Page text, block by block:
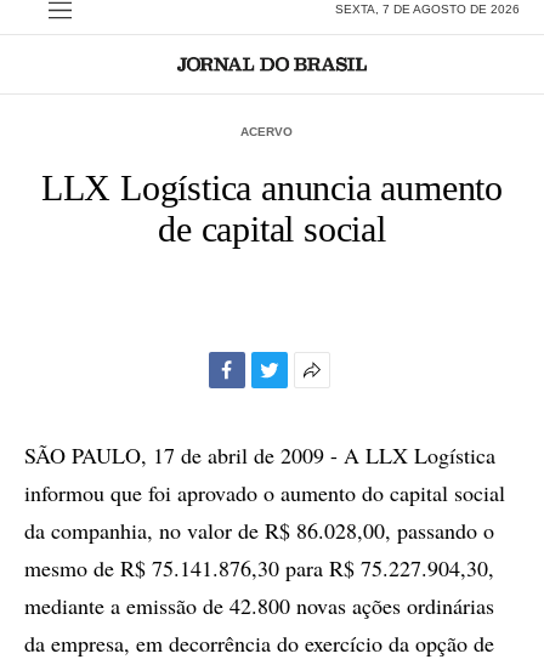
SEXTA, 7 DE AGOSTO DE 2026
ACERVO
LLX Logística anuncia aumento
de capital social
compartilhamento
SÃO PAULO, 17 de abril de 2009 - A LLX Logística
informou que foi aprovado o aumento do capital social
da companhia, no valor de R$ 86.028,00, passando o
mesmo de R$ 75.141.876,30 para R$ 75.227.904,30,
mediante a emissão de 42.800 novas ações ordinárias
da empresa, em decorrência do exercício da opção de